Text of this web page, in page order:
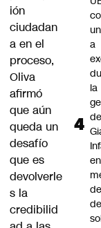
ión
ciudadan
a en el
proceso,
Oliva
afirmó
que aún
queda un
desafío
que es
devolverle
s la
credibilid
a
la
de
en
de